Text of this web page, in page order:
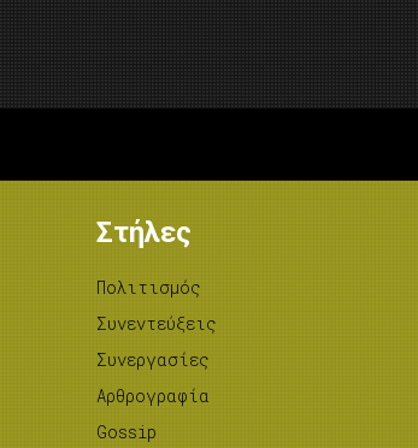
Στήλες
Πολιτισμός
Συνεντεύξεις
Συνεργασίες
Αρθρογραφία
Gossip